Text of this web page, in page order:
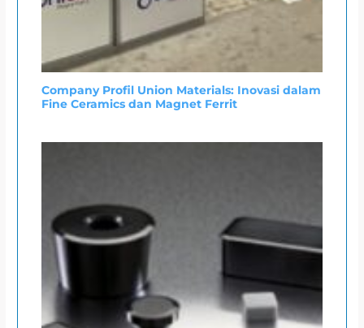
Company Profil Union Materials: Inovasi dalam
Fine Ceramics dan Magnet Ferrit